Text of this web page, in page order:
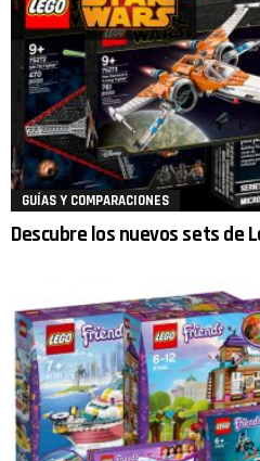
GUÍAS Y COMPARACIONES
Descubre los nuevos sets de